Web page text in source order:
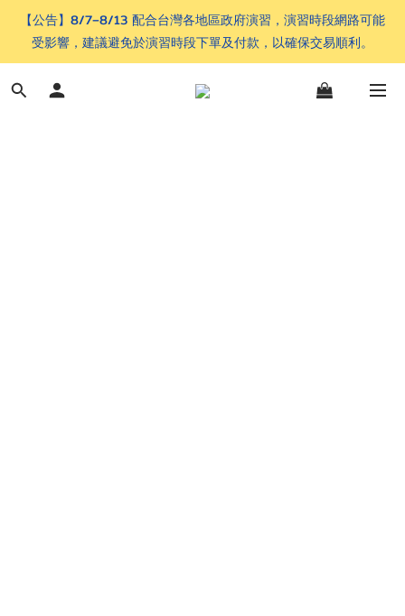
【公告】8/7–8/13 配合台灣各地區政府演習，演習時段網路可能
受影響，建議避免於演習時段下單及付款，以確保交易順利。